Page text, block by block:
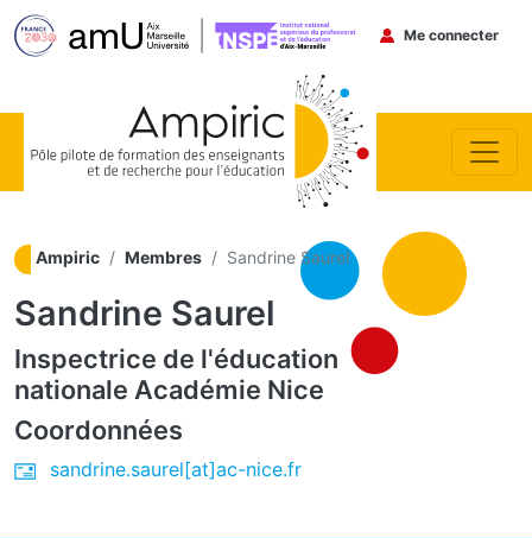
Menu du
Me connecter
Ampiric Membres Sandrine Saurel
Sandrine Saurel
Inspectrice de l'éducation
nationale Académie Nice
Coordonnées
sandrine.saurel[at]ac-nice.fr